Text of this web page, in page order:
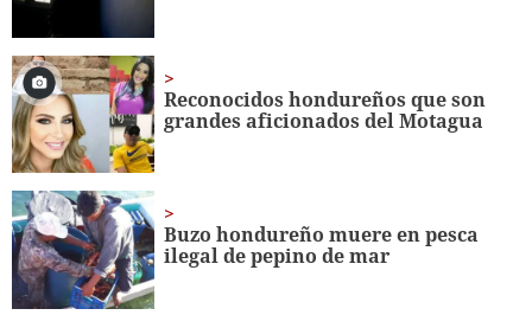
Reconocidos hondureños que son
grandes aficionados del Motagua
Buzo hondureño muere en pesca
ilegal de pepino de mar